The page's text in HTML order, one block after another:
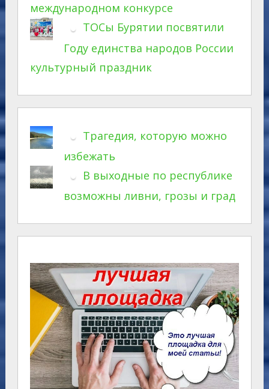
международном конкурсе
ТОСы Бурятии посвятили
Году единства народов России
культурный праздник
Трагедия, которую можно
избежать
В выходные по республике
возможны ливни, грозы и град